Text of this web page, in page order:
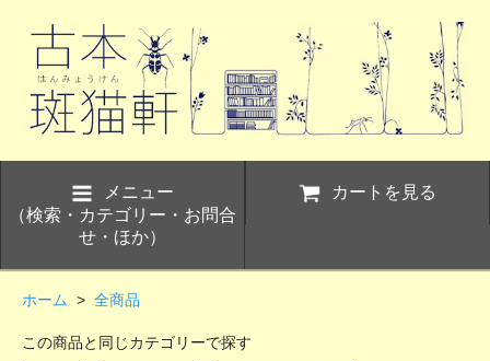
メニュー
（検索・カテゴリー・お問合
せ・ほか）
カートを見る
ホーム > 全商品
この商品と同じカテゴリーで探す